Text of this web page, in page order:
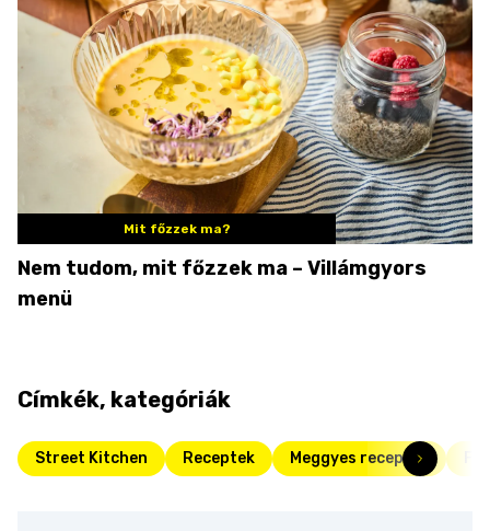
Mit főzzek ma?
Nem tudom, mit főzzek ma – Villámgyors
menü
Címkék, kategóriák
Street Kitchen Receptek Meggyes receptek